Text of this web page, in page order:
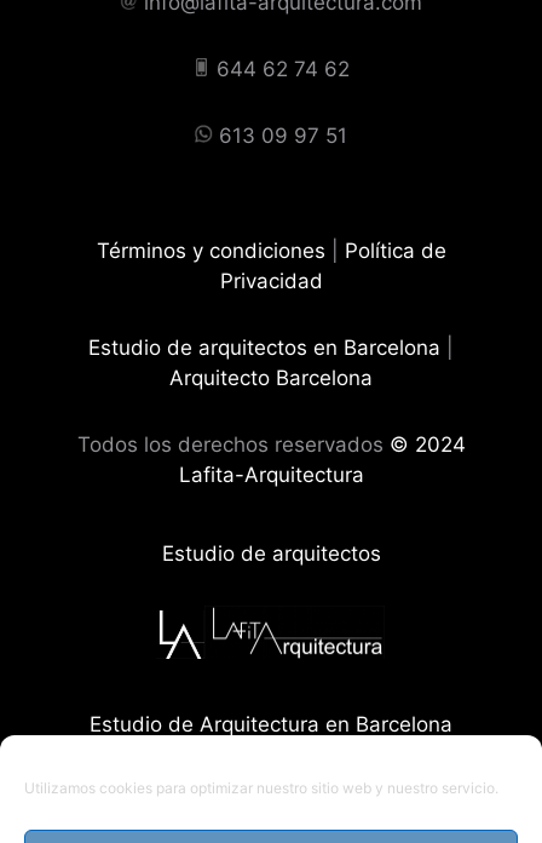
Utilizamos cookies para optimizar nuestro sitio web y nuestro servicio.
644 62 74 62
613 09 97 51
Términos y condiciones
Política de
Privacidad
Estudio de arquitectos en Barcelona
Arquitecto Barcelona
Todos los derechos reservados © 2024
Lafita-Arquitectura
Estudio de arquitectos
Estudio de Arquitectura en Barcelona